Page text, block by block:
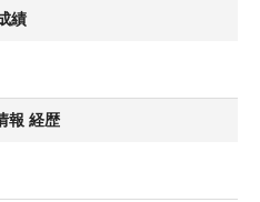
績
報 経歴